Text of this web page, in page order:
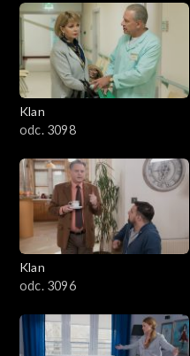
4301–4400
4201–4300
4101–4200
3901–4000
3801–3900
3701–3800
3601–3700
Klan
odc. 3098
Klan
odc. 3096